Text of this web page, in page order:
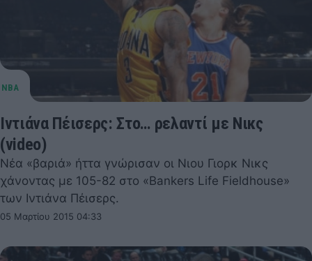
Ιντιάνα Πέισερς: Στο… ρελαντί με Νικς
(video)
Νέα «βαριά» ήττα γνώρισαν οι Νιου Γιορκ Νικς
χάνοντας με 105-82 στο «Bankers Life Fieldhouse»
των Ιντιάνα Πέισερς.
05 Μαρτίου 2015 04:33